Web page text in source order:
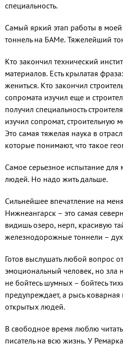
специальность.
Самый яркий этап работы в
тоннель на БАМе. Тяжелейший
Кто закончил технический
материалов. Есть крылатая
жениться. Кто закончил
сопромата изучил еще и
получил специальность
изучил сопромат, строительную
Это самая тяжелая наука в
которые понимают, что такое
Самое серьезное испытание для
людей. Но надо жить дальше.
Сильнейшее впечатление на
Нижнеангарск – это самая
видишь озеро, нерп, красивую
железнодорожные тоннели – дух
Готов выслушать любой вопрос
эмоциональный человек, но зла
не бойтесь шумных – бойтесь
предупреждает, а рысь
открытых людей.
В свободное время люблю
писатель на всю жизнь. У